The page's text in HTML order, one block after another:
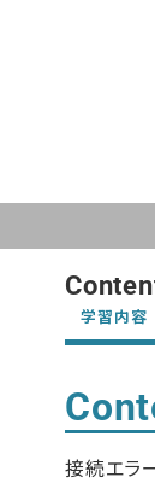
学習内容
接続エラ